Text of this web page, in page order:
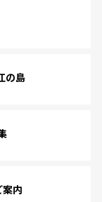
の島
案内